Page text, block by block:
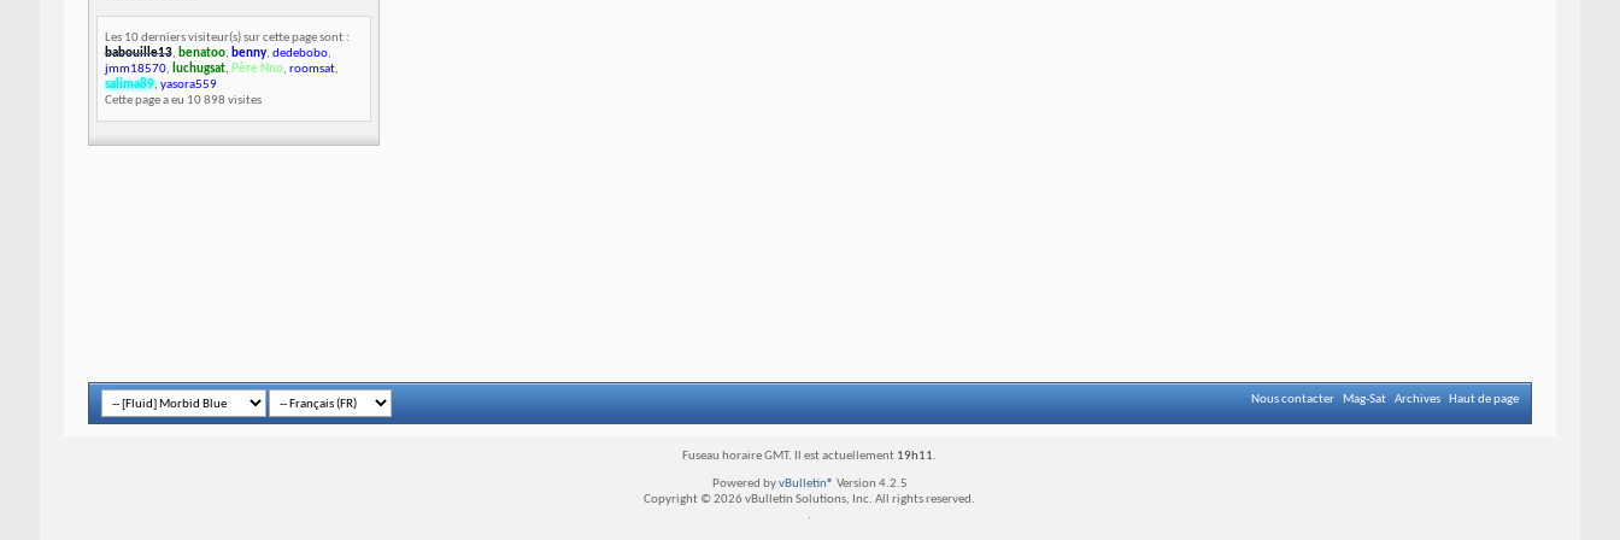
Les 10 derniers visiteur(s) sur cette page sont :
babouille13, benatoo, benny, dedebobo,
jmm18570, luchugsat, Père Nno, roomsat,
salima89, yasora559
Cette page a eu 10 898 visites
Nous contacter Mag-Sat Archives Haut de page
Fuseau horaire GMT. Il est actuellement 19h11.
Powered byvBulletin® Version 4.2.5
Copyright © 2026 vBulletin Solutions, Inc. All rights reserved.
.